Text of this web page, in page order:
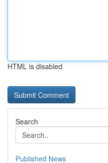
HTML is disabled
Search
Published News